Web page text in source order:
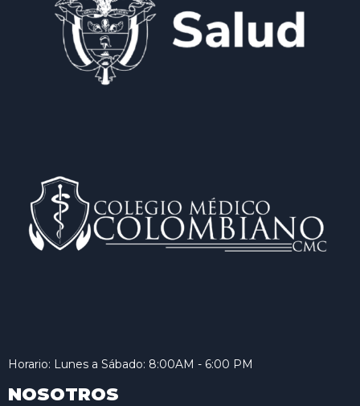
Horario: Lunes a Sábado: 8:00AM - 6:00 PM
NOSOTROS